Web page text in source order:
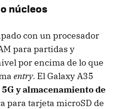
núcleos
con un procesador
para partidas y
por encima de lo que
entry. El Galaxy A35
y almacenamiento de
para tarjeta microSD de